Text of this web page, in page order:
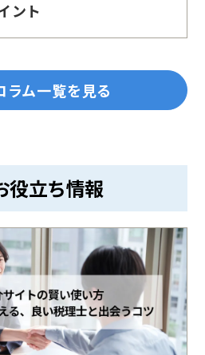
ント
ラム一覧を見る
役立ち情報